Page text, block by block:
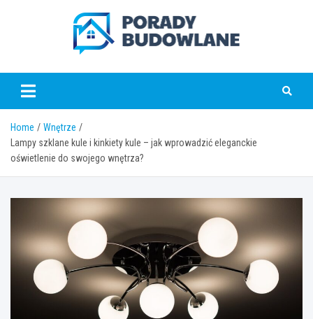
poradybudowlane.pl
Home
Wnętrze
Lampy szklane kule i kinkiety kule – jak wprowadzić eleganckie
oświetlenie do swojego wnętrza?